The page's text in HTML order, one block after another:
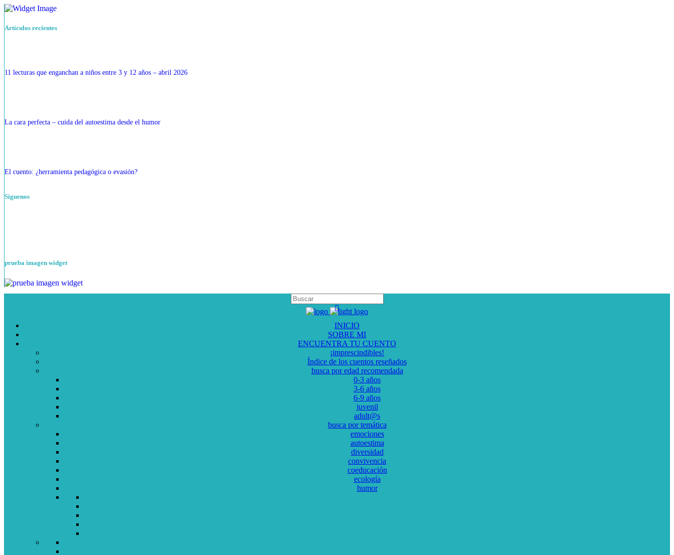
Artículos recientes
11 lecturas que enganchan a niños entre 3 y 12 años – abril 2026
La cara perfecta – cuida del autoestima desde el humor
El cuento: ¿herramienta pedagógica o evasión?
Siguenos
prueba imagen widget
INICIO
SOBRE MI
ENCUENTRA TU CUENTO
¡imprescindibles!
Índice de los cuentos reseñados
busca por edad recomendada
0-3 años
3-6 años
6-9 años
juvenil
adult@s
busca por temática
emociones
autoestima
diversidad
convivencia
coeducación
ecología
humor